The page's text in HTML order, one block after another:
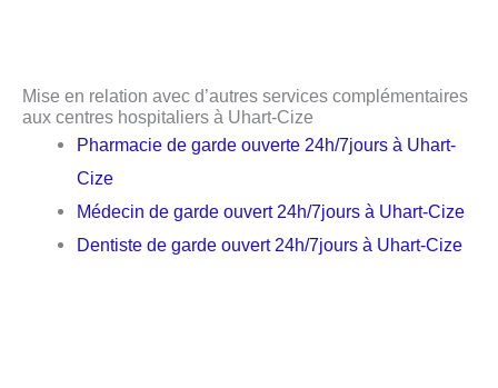
Mise en relation avec d’autres services complémentaires
aux centres hospitaliers à Uhart-Cize
Pharmacie de garde ouverte 24h/7jours à Uhart-
Cize
Médecin de garde ouvert 24h/7jours à Uhart-Cize
Dentiste de garde ouvert 24h/7jours à Uhart-Cize